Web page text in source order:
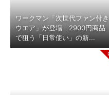
ワークマン「次世代ファン付き
ウエア」が登場 2900円商品
で狙う「日常使い」の新...